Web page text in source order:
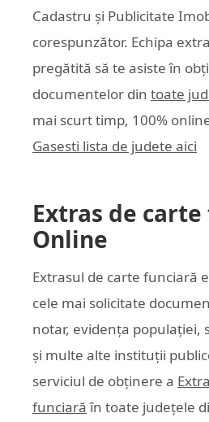
Cadastru și Publicitate
corespunzător. Echipa
pregătită să te asiste în
documentelor din toate
mai scurt timp, 100%
Gasesti lista de judete aici
Extras de
Online
Extrasul de carte funciară
cele mai solicitate
notar, evidența populației,
și multe alte instituții
serviciul de obținere a
funciară în toate județele